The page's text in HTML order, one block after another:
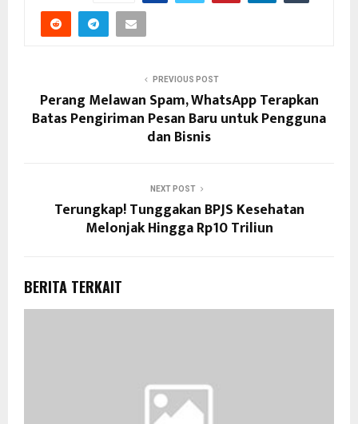
PREVIOUS POST
Perang Melawan Spam, WhatsApp Terapkan
Batas Pengiriman Pesan Baru untuk Pengguna
dan Bisnis
NEXT POST
Terungkap! Tunggakan BPJS Kesehatan
Melonjak Hingga Rp10 Triliun
BERITA TERKAIT